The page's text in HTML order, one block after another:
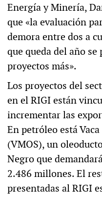
Energía y Minería,
que «la evaluación
demora entre dos a
que queda del año
proyectos más».
Los proyectos del
en el RIGI están
incrementar las
En petróleo está
(VMOS), un
Negro que
2.486 millones. El
presentadas al RIGI